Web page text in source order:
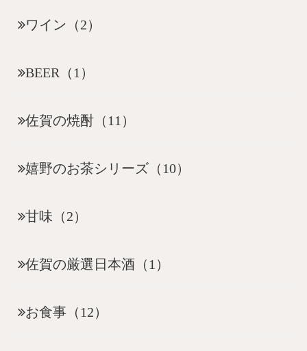
ワイン（2）
BEER（1）
佐賀の焼酎（11）
嬉野のお茶シリーズ（10）
甘味（2）
佐賀の厳選日本酒（1）
お食事（12）